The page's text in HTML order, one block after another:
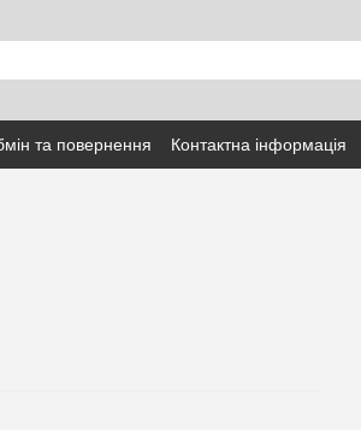
та повернення Контактна інформація